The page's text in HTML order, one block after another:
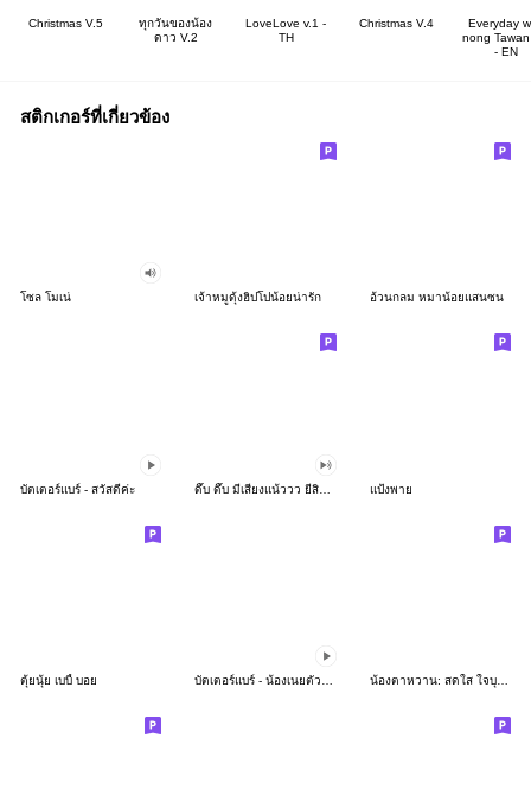
Christmas V.5
ทุกวันของน้อง
ดาว V.2
LoveLove v.1 -
TH
Christmas V.4
Everyday
nong Tawan
- EN
สติกเกอร์ที่เกี่ยวข้อง
โซล โมเน่ เจ้าหมูดุ้งฮิปโปน้อยน่ารัก อ้วนกลม หมาน้อยแสนซน
บัตเตอร์แบร์ - สวัสดีค่ะ แป้งพาย
ตุ้ยนุ้ย เบบี้ บอย น้องตาหวาน: สดใส ใจบุญ (สีพาสเทล)